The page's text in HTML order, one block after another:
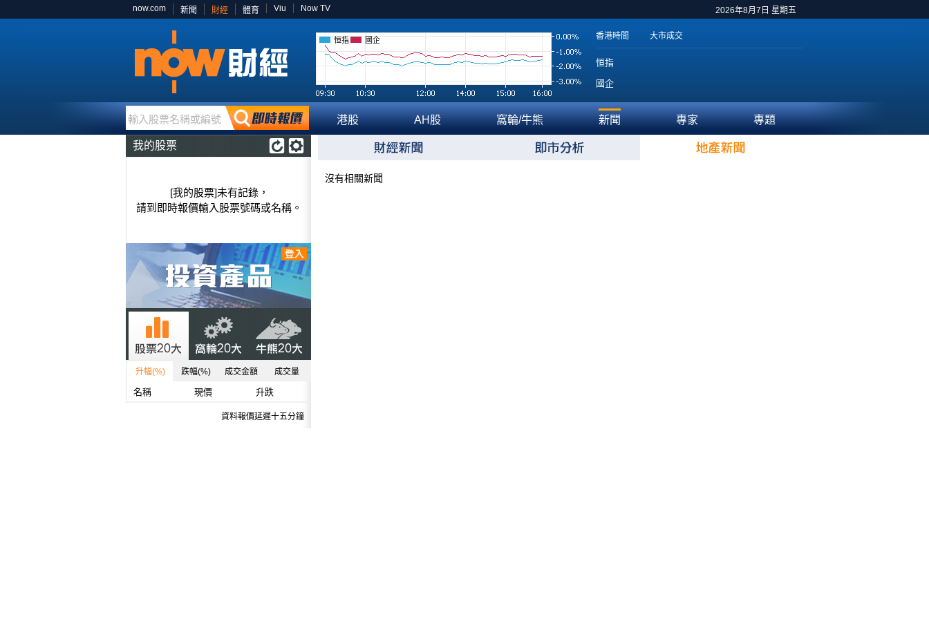
2026年8月7日 星期五
now.com 新聞 財經 體育 Viu Now TV
恒指 國企 香港時間 大市成交
恒指
國企
輸入股票名稱或編號 港股 AH股 窩輪/牛熊 新聞 專家 專題
我的股票
[我的股票]未有記錄，
請到即時報價輸入股票號碼或名稱。
升幅(%) 跌幅(%) 成交金額 成交量
名稱 現價 升跌
資料報價延遲十五分鐘
沒有相關新聞